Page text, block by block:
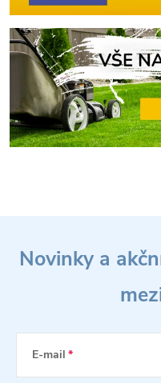
Novinky a
E-mail